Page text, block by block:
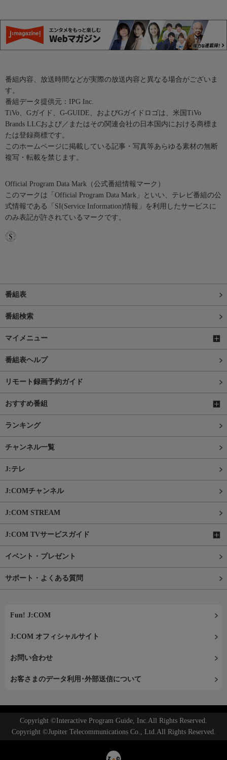
番組内容、放送時間などが実際の放送内容と異なる場合がございま
す。
番組データ提供元：IPG Inc.
TiVo、Gガイド、G-GUIDE、およびGガイドロゴは、米国TiVo
Brands LLCおよび／またはその関連会社の日本国内における商標ま
たは登録商標です。
このホームページに掲載している記事・写真等あらゆる素材の無断
複写・転載を禁じます。
Official Program Data Mark（公式番組情報マーク）
このマークは「Official Program Data Mark」といい、テレビ番組の公
式情報である「SI(Service Information)情報」を利用したサービスに
のみ表記が許されているマークです。
番組表
番組検索
マイメニュー
番組表ヘルプ
リモート録画予約ガイド
おすすめ番組
ランキング
チャンネル一覧
J:テレ
J:COMチャンネル
J:COM STREAM
J:COM TVサービスガイド
イベント・プレゼント
サポート・よくある質問
Fun! J:COM
J:COM オフィシャルサイト
お問い合わせ
お客さまのデータ利用･外部送信について
Copyright ©Interactive Program Guide, Inc.All Rights Reserved.
Copyright ©Jupiter Telecommunications Co., Ltd.All Rights Reserved.